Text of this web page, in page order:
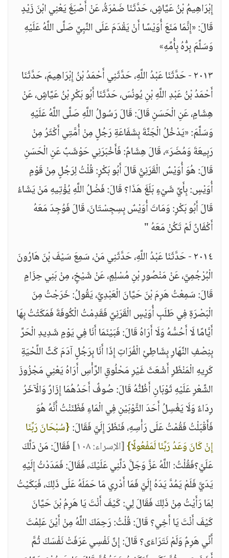
إِبْرَاهِيمُ بْنُ عَيَّاشٍ، حَدَّثَنَا ضَمْرَةُ، عَنْ أَصْبَغَ يَعْنِي ابْنَ زَيْدٍ
قَالَ: «إِنَّمَا مَنَعَ أُوَيْسًا أَنْ يَقْدَمَ عَلَى النَّبِيِّ صَلَّى اللَّهُ عَلَيْهِ
وَسَلَّمَ بِرُّهُ بِأُمِّهِ»
٢٠١٣ - حَدَّثَنَا عَبْدُ اللَّهِ، حَدَّثَنِي أَحْمَدُ بْنُ إِبْرَاهِيمَ، حَدَّثَنَا
أَحْمَدُ بْنُ عَبْدِ اللَّهِ بْنِ يُونُسَ، حَدَّثَنَا أَبُو بَكْرِ بْنُ عَيَّاشٍ، عَنْ
هِشَامٍ، عَنِ الْحَسَنِ قَالَ: قَالَ رَسُولُ اللَّهِ صَلَّى اللَّهُ عَلَيْهِ
وَسَلَّمَ: «يَدْخُلُ الْجَنَّةَ بِشَفَاعَةِ رَجُلٍ مِنْ أُمَّتِي أَكْثَرُ مِنْ
رَبِيعَةَ وَمُضَرَ»، قَالَ هِشَامٌ: فَأَخْبَرَنِي حَوْشَبٌ عَنِ الْحَسَنِ
قَالَ: هُوَ أُوَيْسٌ الْقَرَنِيُّ قَالَ أَبُو بَكْرٍ: قُلْتُ لِرَجُلٍ مِنْ قَوْمِ
أُوَيْسٍ: بِأَيِّ شَيْءٍ بَلَغَ هَذَا؟ قَالَ: فَضْلُ اللَّهِ يُؤْتِيهِ مَنْ يَشَاءُ
قَالَ أَبُو بَكْرٍ: وَمَاتَ أُوَيْسٌ بِسِجِسْتَانَ، قَالَ فَوُجِدَ مَعَهُ
أَكْفَانٌ لَمْ تَكُنْ مَعَهُ "
٢٠١٤ - حَدَّثَنَا عَبْدُ اللَّهِ، حَدَّثَنِي مَنْ، سَمِعَ سَيْفَ بْنَ هَارُونَ
الْبُرْجُمِيَّ، عَنْ مَنْصُورِ بْنِ مُسْلِمٍ، عَنْ شَيْخٍ، مِنْ بَنِي حِزَامٍ
قَالَ: سَمِعْتُ هَرِمَ بْنَ حَيَّانَ الْعَبْدِيَّ، يَقُولُ: خَرَجْتُ مِنَ
الْبَصْرَةِ فِي طَلَبِ أُوَيْسٍ الْقَرَنِيِّ فَقَدِمْتُ الْكُوفَةَ فَمَكَثْتُ بِهَا
أَيَّامًا لَا أَحُسُّهُ وَلَا أَرَاهُ قَالَ: فَبَيْنَمَا أَنَا فِي يَوْمٍ شَدِيدِ الْحَرِّ
بِنِصْفِ النَّهَارِ بِشَاطِئِ الْفُرَاتِ إِذَا أَنَا بِرَجُلٍ آدَمَ كَثِّ اللِّحْيَةِ
كَرِيهِ الْمَنْظَرِ أَشْعَثَ غَيْرِ مَحْلُوقِ الرَّأْسِ أَرَاهُ يَعْنِي مَجْزُوزَ
الشَّعْرِ عَلَيْهِ ثَوْبَانِ أَظُنُّهُ قَالَ: صُوفٌ أَحَدُهُمَا إِزَارٌ وَالْآخَرُ
رِدَاءٌ وَلَا يَغْسِلُ أَحَدَ الثَّوْبَيْنِ فِي الْمَاءِ فَظَنَنْتُ أَنَّهُ هُوَ
فَأَقْبَلْتُ فَقُمْتُ عَلَى رَأْسِهِ، فَنَظَرَ إِلَيَّ فَقَالَ:{سُبْحَانَ رَبِّنَا
إِنْ كَانَ وَعَدُ رَبِّنَا لَمَفْعُولًا}[الإسراء: ١٠٨]
فَقَالَ: مَنْ دَلَّكَ
عَلَيَّ؟فَقُلْتُ: اللَّهُ عَزَّ وَجَلَّ دَلَّنِي عَلَيْكَ، فَقَالَ: فَمَدَدْتُ إِلَيْهِ
يَدَيَّ فَلَمْ يَمُدَّ يَدَهُ إِلَيَّ فَمَا أَدْرِي مَا حَمَلَهُ عَلَى ذَلِكَ، فَبَكَيْتُ
لِمَا رَأَيْتُ مِنْ ذَلِكَ فَقَالَ لِي: كَيْفَ أَنْتَ يَا هَرِمُ بْنَ حَيَّانَ
كَيْفَ أَنْتَ يَا أَخِي؟ قَالَ: قُلْتُ: رَحِمَكَ اللَّهُ مِنْ أَيْنَ عَلِمْتَ
أَنِّي هَرِمٌ وَلَمْ نَتَرَاءَى؟ قَالَ: إِنَّ نَفْسِي عَرَفَتْ نَفْسَكَ ثُمَّ